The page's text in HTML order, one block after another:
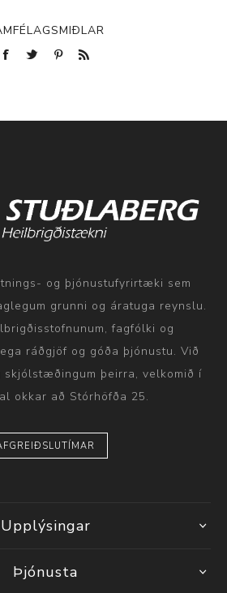
og þjónustufyrirtæki sem
grunni og áratuga reynslu.
fagfólki og
ráðgjöf og góða þjónustu. Við
skjólstæðingum þeirra, velkomið í
okkar að Stórhöfða 25.
Upplýsingar
Þjónusta